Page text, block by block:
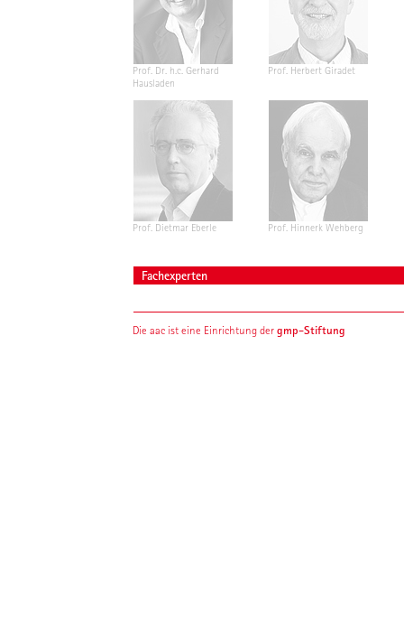
Prof. Dr. h.c. Gerhard
Hausladen
Prof. Herbert Giradet
Prof. Dietmar Eberle Prof. Hinnerk Wehberg
Fachexperten
Die aac ist eine Einrichtung dergmp-Stiftung